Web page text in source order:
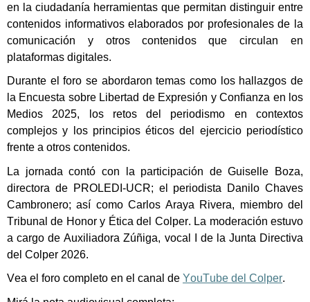
en la ciudadanía herramientas que permitan distinguir entre
contenidos informativos elaborados por profesionales de la
comunicación y otros contenidos que circulan en
plataformas digitales.
Durante el foro se abordaron temas como los hallazgos de
la Encuesta sobre Libertad de Expresión y Confianza en los
Medios 2025, los retos del periodismo en contextos
complejos y los principios éticos del ejercicio periodístico
frente a otros contenidos.
La jornada contó con la participación de Guiselle Boza,
directora de PROLEDI-UCR; el periodista
Danilo Chaves
Cambronero; así como Carlos Araya Rivera, miembro del
Tribunal de Honor y Ética del Colper. La moderación estuvo
a cargo de Auxiliadora Zúñiga, vocal I de la Junta Directiva
del Colper 2026.
Vea el foro completo en el canal de YouTube del Colper.